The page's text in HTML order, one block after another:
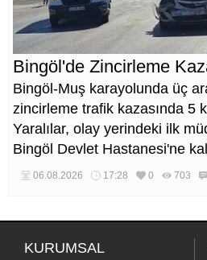
Bingöl'de Zincirleme
Bingöl-Muş karayolunda üç
zincirleme trafik kazasında 5
Yaralılar, olay yerindeki ilk
Bingöl Devlet Hastanesi'ne
06.08.2026 17:28 0 703
KURUMSAL